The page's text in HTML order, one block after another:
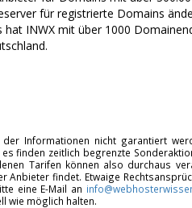
für registrierte Domains
hat INWX mit über 1000
Informationen nicht garantiert
finden zeitlich begrenzte
Tarifen können also durchaus
Anbieter findet. Etwaige
eine E-Mail an
wie möglich halten.